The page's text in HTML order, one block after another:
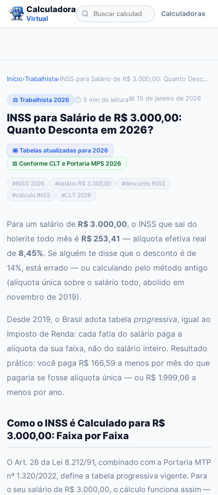
Calculadora
Virtual
Calculadoras
Início›Trabalhista›INSS para Salário de R$ 3.000,00: Quanto Desc…
⚖️ Trabalhista 2026 🕐 5 min de leitura📅 15 de janeiro de 2026
INSS para Salário de R$ 3.000,00:
Quanto Desconta em 2026?
📅 Tabelas atualizadas para 2026
⚖️ Conforme CLT e Portaria MPS 2026
#INSS 2026 #salário R$ 3.000,00 #desconto INSS
#cálculo INSS #CLT 2026
Para um salário de R$ 3.000,00, o INSS que sai do
holerite todo mês é R$ 253,41 — alíquota efetiva real
de 8,45%. Se alguém te disse que o desconto é de
14%, está errado — ou calculando pelo método antigo
(alíquota única sobre o salário todo, abolido em
novembro de 2019).
Desde 2019, o Brasil adota tabela progressiva, igual ao
Imposto de Renda: cada fatia do salário paga a
alíquota da sua faixa, não do salário inteiro. Resultado
prático: você paga R$ 166,59 a menos por mês do que
pagaria se fosse alíquota única — ou R$ 1.999,06 a
menos por ano.
Como o INSS é Calculado para R$
3.000,00: Faixa por Faixa
O Art. 28 da Lei 8.212/91, combinado com a Portaria MTP
nº 1.320/2022, define a tabela progressiva vigente. Para
o seu salário de R$ 3.000,00, o cálculo funciona assim —